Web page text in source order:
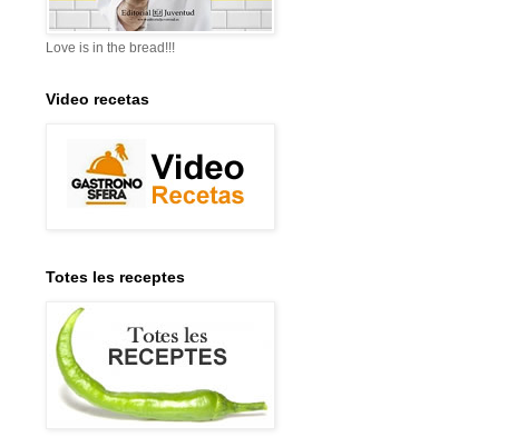
Love is in the bread!!!
Video recetas
Totes les receptes